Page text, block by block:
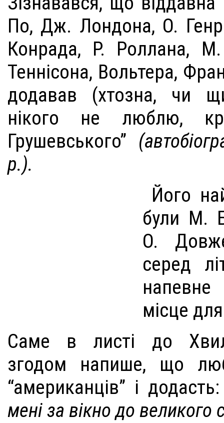
По, Дж. Лондона, О.
Конрада, Р. Роллана, М.
Теннісона, Вольтера,
додавав (хтозна, чи
нікого не люблю,
Грушевського”
р.).
Його
були М.
О.
серед
місце
Саме в листі до
згодом напише, що
“американців” і
мені за вікно до великого